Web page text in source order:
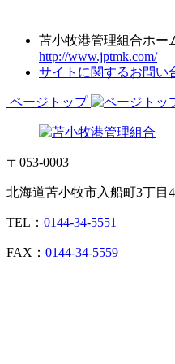
苫小牧港管理組合ホー
http://www.jptmk.com/
サイトに関するお問い
ページトップ
〒053-0003
北海道苫小牧市入船町3丁目
TEL： 0144-34-5551
FAX： 0144-34-5559